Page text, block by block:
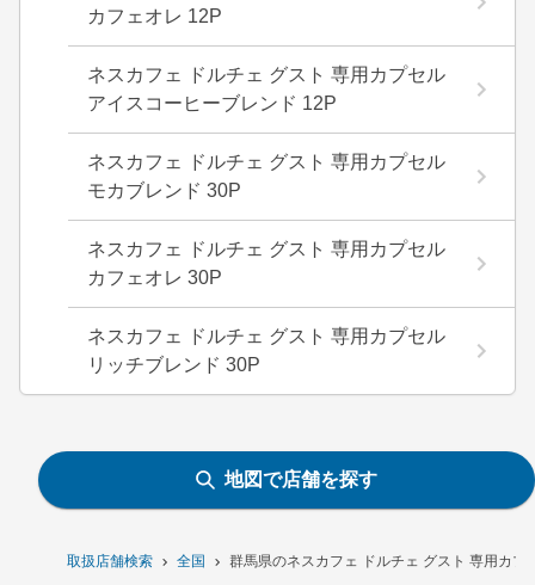
取扱店舗検索 全国 群馬県のネスカフェ ドルチェ グスト 専用カ
カフェオレ 12P
ネスカフェ ドルチェ グスト 専用カプセル
アイスコーヒーブレンド 12P
ネスカフェ ドルチェ グスト 専用カプセル
モカブレンド 30P
ネスカフェ ドルチェ グスト 専用カプセル
カフェオレ 30P
ネスカフェ ドルチェ グスト 専用カプセル
リッチブレンド 30P
地図で店舗を探す